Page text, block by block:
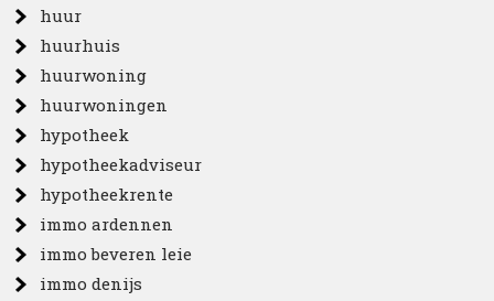
huur
huurhuis
huurwoning
huurwoningen
hypotheek
hypotheekadviseur
hypotheekrente
immo ardennen
immo beveren leie
immo denijs